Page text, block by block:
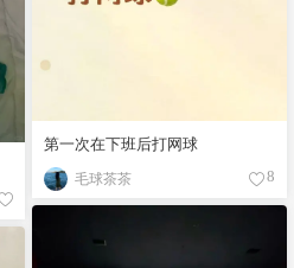
第一次在下班后打网球
毛球茶茶 8